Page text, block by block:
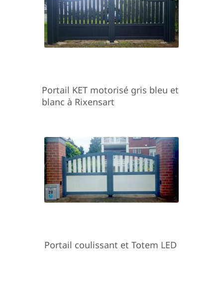
Portail KET motorisé gris bleu et
blanc à Rixensart
Portail coulissant et Totem LED